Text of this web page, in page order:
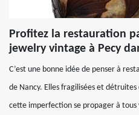
Profitez la restauration
jewelry vintage à Pecy
C’est une bonne idée de penser à
de Nancy. Elles fragilisées et
cette imperfection se propager à tous